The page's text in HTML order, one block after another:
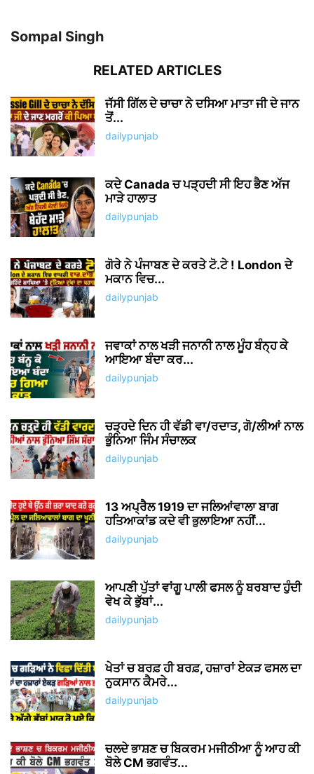
Sompal Singh
RELATED ARTICLES
ਜੱਸੀ ਗਿੱਲ ਦੇ ਚਾਚਾ ਨੇ ਦਸਿਆ ਮਾਤਾ ਜੀ ਦੇ ਜਾਨ
ਤੋਂ...
dailypunjab
ਕਦੇ Canada ਚ ਪੜ੍ਹਦੀ ਸੀ ਇਹ ਭੈਣ ਅੱਜ
ਮਾੜੇ ਹਾਲਾਤ
dailypunjab
ਗੋਰੇ ਨੇ ਪੰਜਾਬਣ ਦੇ ਕਰਤੇ ਟੋ.ਟੇ ! London ਦੇ
ਮਕਾਨ ਵਿਚ...
dailypunjab
ਜਵਾਕਾਂ ਨਾਲ ਖੜੀ ਜਨਾਨੀ ਨਾਲ ਮੂੰਹ ਬੰਨ੍ਹ ਕੇ
ਆਇਆ ਬੰਦਾ ਕਰ...
dailypunjab
ਚੜ੍ਹਦੇ ਦਿਨ ਹੀ ਵੱਡੀ ਵਾ/ਰਦਾਤ, ਗੋ/ਲੀਆਂ ਨਾਲ
ਭੁੰਨਿਆ ਜਿੰਮ ਸੰਚਾਲਕ
dailypunjab
13 ਅਪ੍ਰੈਲ 1919 ਦਾ ਜਲਿਆਂਵਾਲਾ ਬਾਗ
ਹਤਿਆਕਾਂਡ ਕਦੇ ਵੀ ਭੁਲਾਇਆ ਨਹੀਂ...
dailypunjab
ਆਪਣੀ ਪੁੱਤਾਂ ਵਾਂਗੂ ਪਾਲੀ ਫਸਲ ਨੂੰ ਬਰਬਾਦ ਹੁੰਦੀ
ਵੇਖ ਕੇ ਭੁੱਬਾਂ...
dailypunjab
ਖੇਤਾਂ ਚ ਬਰਫ਼ ਹੀ ਬਰਫ਼, ਹਜ਼ਾਰਾਂ ਏਕੜ ਫਸਲ ਦਾ
ਨੁਕਸਾਨ ਕੈਮਰੇ...
dailypunjab
ਚਲਦੇ ਭਾਸ਼ਣ ਚ ਬਿਕਰਮ ਮਜੀਠੀਆ ਨੂੰ ਆਹ ਕੀ
ਬੋਲੇ CM ਭਗਵੰਤ...